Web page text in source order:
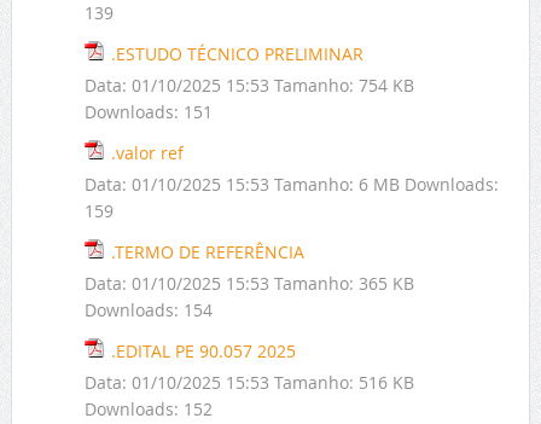
139
.ESTUDO TÉCNICO PRELIMINAR
Data: 01/10/2025 15:53 Tamanho: 754 KB
Downloads: 151
.valor ref
Data: 01/10/2025 15:53 Tamanho: 6 MB Downloads:
159
.TERMO DE REFERÊNCIA
Data: 01/10/2025 15:53 Tamanho: 365 KB
Downloads: 154
.EDITAL PE 90.057 2025
Data: 01/10/2025 15:53 Tamanho: 516 KB
Downloads: 152